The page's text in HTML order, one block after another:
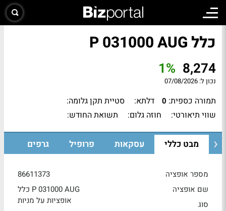
כלל P 031000 AUG
8,274
1%
נכון ל: 07/08/2026
תמורה כספית: 0 דלתא:
סטיית תקן גלומה:
שווי תיאורטי:
חוזה גלום: תשואת החודש:
מבט כללי עסקאות פרופיל גרפים
מספר אופציה
86611373
שם אופציה
כלל P 031000 AUG
סוג
אופציות על מניות